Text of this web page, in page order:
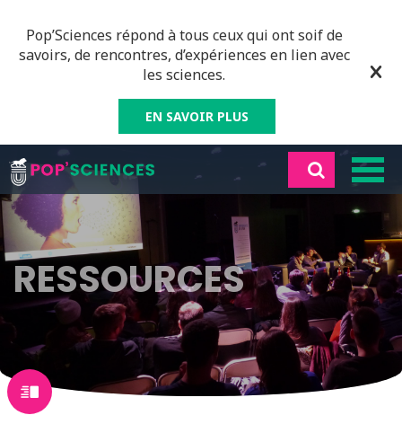
Pop’Sciences répond à tous ceux qui ont soif de
savoirs, de rencontres, d’expériences en lien avec
les sciences.
EN SAVOIR PLUS
RESSOURCES